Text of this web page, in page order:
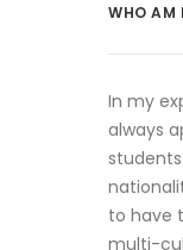
WHO AM
In my
always
to have
multi-